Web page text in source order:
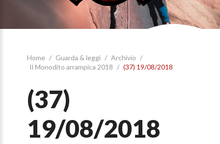
Home / Guarda & leggi / Archivio /
Il Monodito arrampica 2018 / (37) 19/08/2018
(37)
19/08/2018